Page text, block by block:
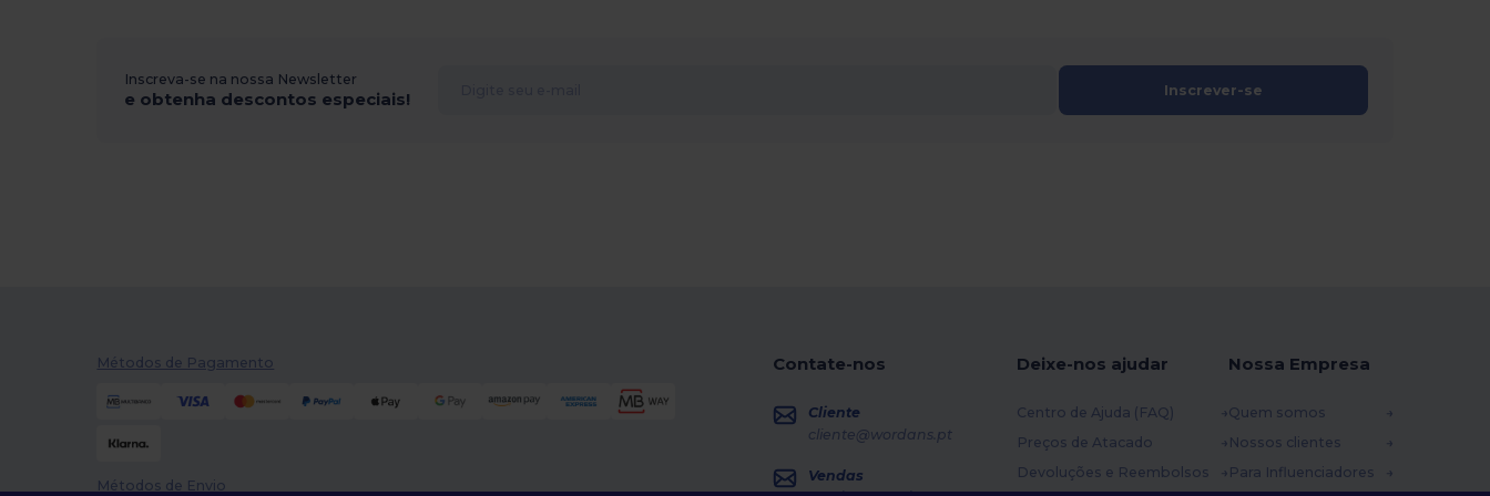
Inscreva-se na nossa Newsletter
e obtenha descontos especiais! Inscrever-se
Métodos de Pagamento
Métodos de Envio
Contate-nos
Cliente
cliente@wordans.pt
Vendas
Deixe-nos ajudar
Centro de Ajuda (FAQ)
Preços de Atacado
Devoluções e Reembolsos
Nossa Empresa
Quem somos
Nossos clientes
Para Influenciadores